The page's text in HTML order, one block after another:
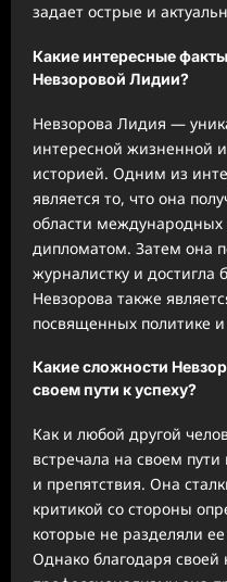
задает острые и
Какие интересные
Невзоровой Лидии?
Невзорова Лидия —
интересной жизненной
историей. Одним из
является то, что она
области
дипломатом. Затем она
журналистку и достигла
Невзорова также
посвященных политике
Какие сложности
своем пути к успеху?
Как и любой другой
встречала на своем
и препятствия. Она
критикой со стороны
которые не разделяли
Однако благодаря своей